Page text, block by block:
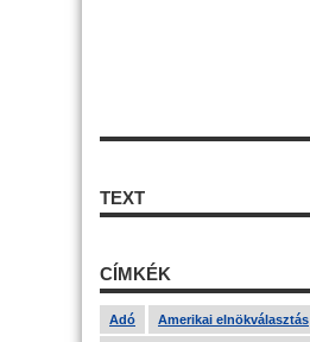
TEXT
CÍMKÉK
Adó Amerikai elnökválasztás